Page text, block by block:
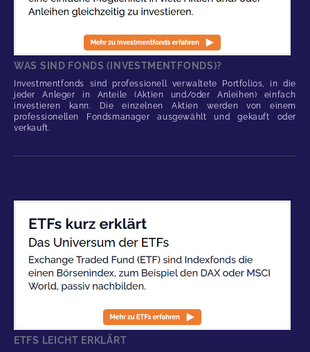
WAS SIND FONDS (INVESTMENTFONDS)?
Investmentfonds sind professionell verwaltete Portfolios, in die
jeder Anleger in Anteile (Aktien und/oder Anleihen) einfach
investieren kann. Die einzelnen Aktien werden von einem
professionellen Fondsmanager ausgewählt und gekauft oder
verkauft.
ETFS LEICHT ERKLÄRT